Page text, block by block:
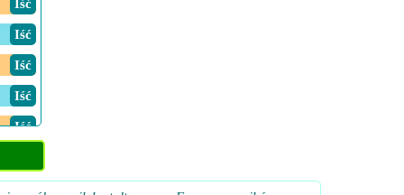
​ Iść
​ Iść
​ Iść
​ Iść
​ Iść